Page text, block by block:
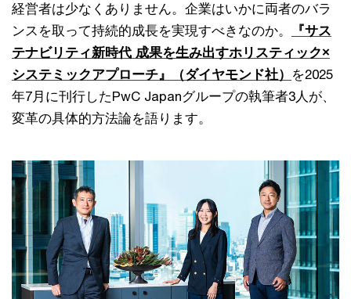
経営者は少なくありません。企業はいかに両者のバラ
ンスを取って持続的成長を実現すべきなのか。
『サス
テナビリティ新時代 成果を生み出すホリスティック×
システミックアプローチ』（ダイヤモンド社） を2025
年7月に刊行したPwC Japanグループの執筆者3人が、
変革の具体的方法論を語ります。